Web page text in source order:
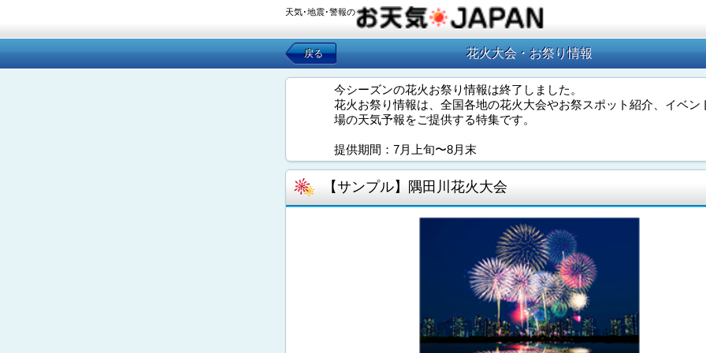
天気･地震･警報の
戻る 花火大会・お祭り情報
今シーズンの花火お祭り情報は終了しました。
花火お祭り情報は、全国各地の花火大会やお祭スポット紹介、イベン
場の天気予報をご提供する特集です。
提供期間：7月上旬〜8月末
【サンプル】隅田川花火大会